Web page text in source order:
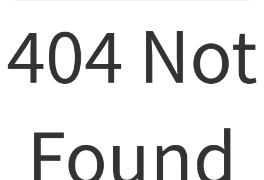
404 Not
Found